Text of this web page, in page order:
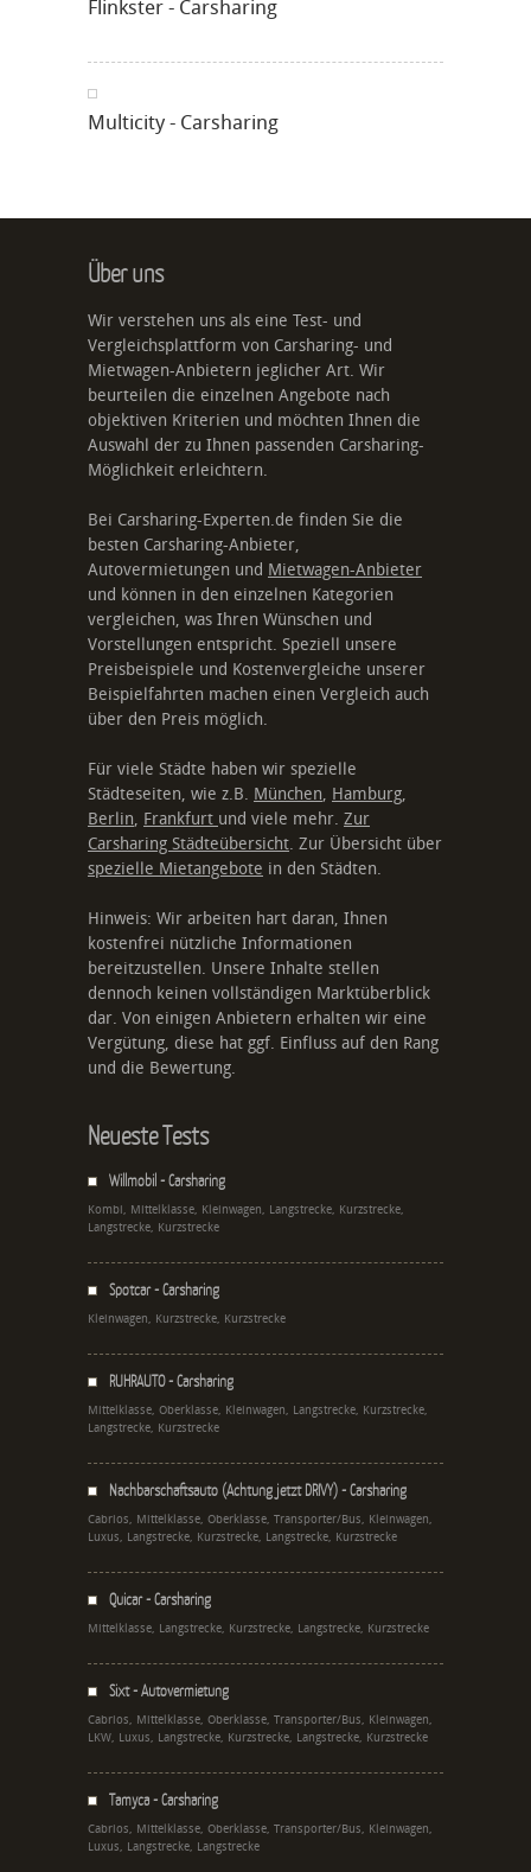
Flinkster - Carsharing
Multicity - Carsharing
Über uns
Wir verstehen uns als eine Test- und
Vergleichsplattform von Carsharing- und
Mietwagen-Anbietern jeglicher Art. Wir
beurteilen die einzelnen Angebote nach
objektiven Kriterien und möchten Ihnen die
Auswahl der zu Ihnen passenden Carsharing-
Möglichkeit erleichtern.
Bei Carsharing-Experten.de finden Sie die
besten Carsharing-Anbieter,
Autovermietungen und Mietwagen-Anbieter
und können in den einzelnen Kategorien
vergleichen, was Ihren Wünschen und
Vorstellungen entspricht. Speziell unsere
Preisbeispiele und Kostenvergleiche unserer
Beispielfahrten machen einen Vergleich auch
über den Preis möglich.
Für viele Städte haben wir spezielle
Städteseiten, wie z.B. München, Hamburg,
Berlin, Frankfurt und viele mehr. Zur
Carsharing Städteübersicht. Zur Übersicht über
spezielle Mietangebote in den Städten.
Hinweis: Wir arbeiten hart daran, Ihnen
kostenfrei nützliche Informationen
bereitzustellen. Unsere Inhalte stellen
dennoch keinen vollständigen Marktüberblick
dar. Von einigen Anbietern erhalten wir eine
Vergütung, diese hat ggf. Einfluss auf den Rang
und die Bewertung.
Neueste Tests
Willmobil - Carsharing
Kombi, Mittelklasse, Kleinwagen, Langstrecke, Kurzstrecke,
Langstrecke, Kurzstrecke
Spotcar - Carsharing
Kleinwagen, Kurzstrecke, Kurzstrecke
RUHRAUTO - Carsharing
Mittelklasse, Oberklasse, Kleinwagen, Langstrecke, Kurzstrecke,
Langstrecke, Kurzstrecke
Nachbarschaftsauto (Achtung jetzt DRIVY) - Carsharing
Cabrios, Mittelklasse, Oberklasse, Transporter/Bus, Kleinwagen,
Luxus, Langstrecke, Kurzstrecke, Langstrecke, Kurzstrecke
Quicar - Carsharing
Mittelklasse, Langstrecke, Kurzstrecke, Langstrecke, Kurzstrecke
Sixt - Autovermietung
Cabrios, Mittelklasse, Oberklasse, Transporter/Bus, Kleinwagen,
LKW, Luxus, Langstrecke, Kurzstrecke, Langstrecke, Kurzstrecke
Tamyca - Carsharing
Cabrios, Mittelklasse, Oberklasse, Transporter/Bus, Kleinwagen,
Luxus, Langstrecke, Langstrecke